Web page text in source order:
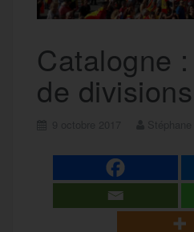
Catalogne
de